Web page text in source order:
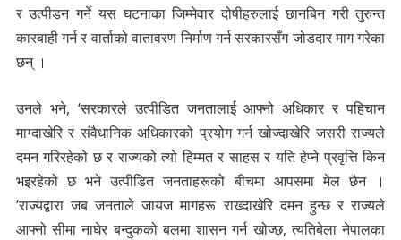
र उत्पीडन गर्ने यस घटनाका जिम्मेवार दोषीहरुलाई छानबिन गरी तुरुन्त
कारबाही गर्न र वार्ताको वातावरण निर्माण गर्न सरकारसँग जोडदार माग गरेका
छन् ।
उनले भने, ‘सरकारले उत्पीडित जनतालाई आफ्नो अधिकार र पहिचान
माग्दाखेरि र संवैधानिक अधिकारको प्रयोग गर्न खोज्दाखेरि जसरी राज्यले
दमन गरिरहेको छ र राज्यको त्यो हिम्मत र साहस र यति हेप्ने प्रवृत्ति किन
भइरहेको छ भने उत्पीडित जनताहरूको बीचमा आपसमा मेल छैन ।
‘राज्यद्वारा जब जनताले जायज मागहरू राख्दाखेरि दमन हुन्छ र राज्यले
आफ्नो सीमा नाघेर बन्दुकको बलमा शासन गर्न खोज्छ, त्यतिबेला नेपालका